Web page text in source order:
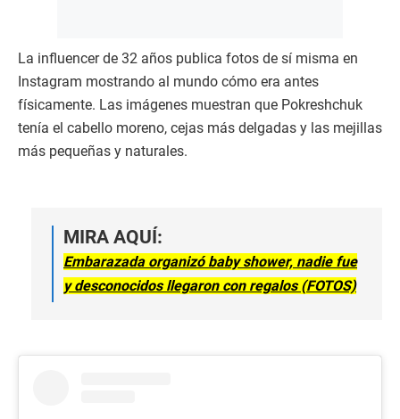
La influencer de 32 años publica fotos de sí misma en
Instagram mostrando al mundo cómo era antes
físicamente. Las imágenes muestran que Pokreshchuk
tenía el cabello moreno, cejas más delgadas y las mejillas
más pequeñas y naturales.
MIRA AQUÍ:
Embarazada organizó baby shower, nadie fue
y desconocidos llegaron con regalos (FOTOS)